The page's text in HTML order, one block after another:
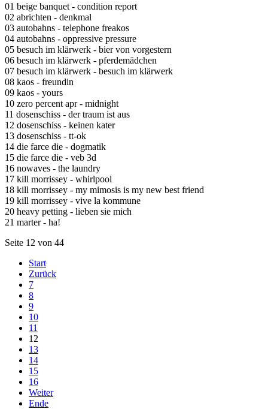
01 beige banquet - condition report
02 abrichten - denkmal
03 autobahns - telephone freakos
04 autobahns - oppressive pressure
05 besuch im klärwerk - bier von vorgestern
06 besuch im klärwerk - pferdemädchen
07 besuch im klärwerk - besuch im klärwerk
08 kaos - freundin
09 kaos - yours
10 zero percent apr - midnight
11 dosenschiss - der traum ist aus
12 dosenschiss - keinen kater
13 dosenschiss - tt-ok
14 die farce die - dogmatik
15 die farce die - veb 3d
16 nowaves - the laundry
17 kill morrissey - whirlpool
18 kill morrissey - my mimosis is my new best friend
19 kill morrissey - vive la kommune
20 heavy petting - lieben sie mich
21 marter - ha!
Seite 12 von 44
Start
Zurück
7
8
9
10
11
12
13
14
15
16
Weiter
Ende